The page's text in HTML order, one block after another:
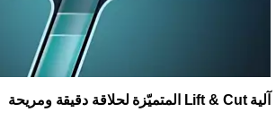
آلية Lift & Cut المتميّزة لحلاقة دقيقة ومريحة